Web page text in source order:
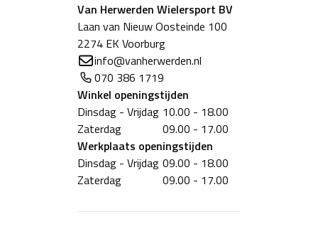
Van Herwerden Wielersport BV
Laan van Nieuw Oosteinde 100
2274 EK Voorburg
info@vanherwerden.nl
070 386 1719
Winkel openingstijden
Dinsdag - Vrijdag 10.00 - 18.00
Zaterdag
09.00 - 17.00
Werkplaats openingstijden
Dinsdag - Vrijdag 09.00 - 18.00
Zaterdag
09.00 - 17.00